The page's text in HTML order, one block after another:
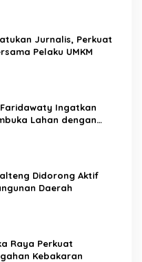
Jurnalis, Perkuat
Pelaku UMKM
Ingatkan
Lahan dengan
Didorong Aktif
Daerah
Raya Perkuat
Kebakaran